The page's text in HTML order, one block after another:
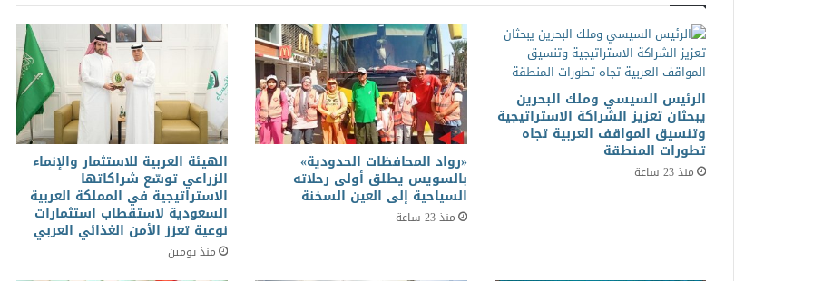
الرئيس السيسي وملك البحرين
يبحثان تعزيز الشراكة الاستراتيجية
وتنسيق المواقف العربية تجاه
تطورات المنطقة
منذ 23 ساعة «رواد المحافظات الحدودية»
بالسويس يطلق أولى رحلاته
السياحية إلى العين السخنة
منذ 23 ساعة
الهيئة العربية للاستثمار والإنماء
الزراعي توسّع شراكاتها
الاستراتيجية في المملكة العربية
السعودية لاستقطاب استثمارات
نوعية تعزز الأمن الغذائي العربي
منذ يومين